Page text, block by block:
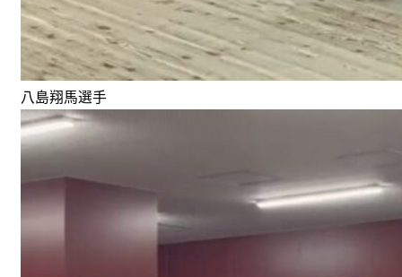
八島翔馬選手